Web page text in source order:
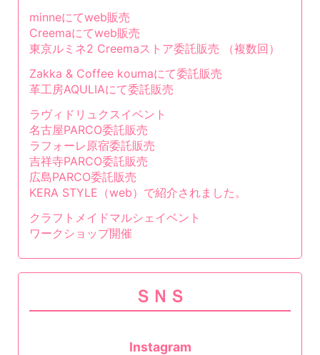
minneにてweb販売
Creemaにてweb販売
東京ルミネ2 Creemaストア委託販売 （複数回）
Zakka & Coffee koumaにて委託販売
革工房AQULIAにて委託販売
ラヴィドリュクスイベント
名古屋PARCO委託販売
ラフォーレ原宿委託販売
吉祥寺PARCO委託販売
広島PARCO委託販売
KERA STYLE（web）で紹介されました。
クラフトメイドマルシェイベント
ワークショップ開催
ＳＮＳ
Instagram